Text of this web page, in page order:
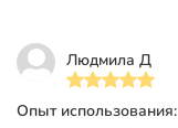
Людмила Д
Опыт использования: